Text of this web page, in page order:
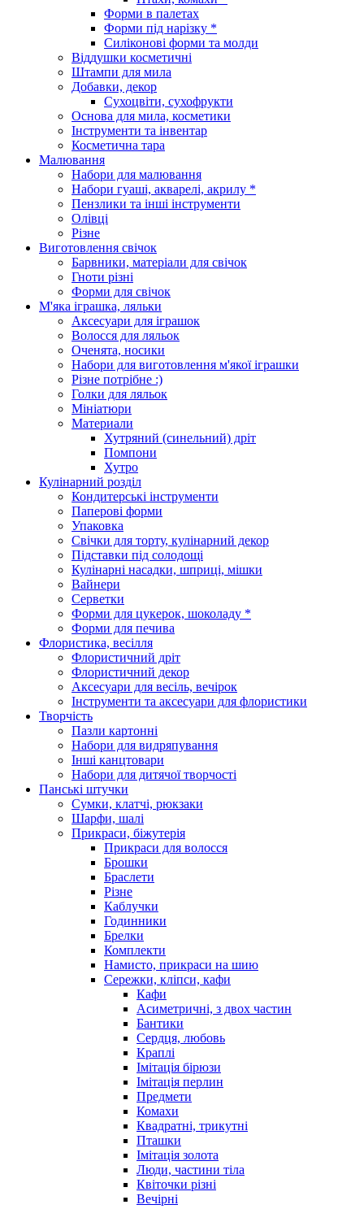
Форми в палетах
Форми під нарізку *
Силіконові форми та молди
Віддушки косметичні
Штампи для мила
Добавки, декор
Сухоцвіти, сухофрукти
Основа для мила, косметики
Інструменти та інвентар
Косметична тара
Малювання
Набори для малювання
Набори гуаші, акварелі, акрилу *
Пензлики та інші інструменти
Олівці
Різне
Виготовлення свічок
Барвники, матеріали для свічок
Гноти різні
Форми для свічок
М'яка іграшка, ляльки
Аксесуари для іграшок
Волосся для ляльок
Оченята, носики
Набори для виготовлення м'якої іграшки
Різне потрібне :)
Голки для ляльок
Мініатюри
Материали
Хутряний (синельний) дріт
Помпони
Хутро
Кулінарний розділ
Кондитерські інструменти
Паперові форми
Упаковка
Свічки для торту, кулінарний декор
Підставки під солодощі
Кулінарні насадки, шприці, мішки
Вайнери
Серветки
Форми для цукерок, шоколаду *
Форми для печива
Флористика, весілля
Флористичний дріт
Флористичний декор
Аксесуари для весіль, вечірок
Інструменти та аксесуари для флористики
Творчість
Пазли картонні
Набори для видряпування
Інші канцтовари
Набори для дитячої творчості
Панські штучки
Сумки, клатчі, рюкзаки
Шарфи, шалі
Прикраси, біжутерія
Прикраси для волосся
Брошки
Браслети
Різне
Каблучки
Годинники
Брелки
Комплекти
Намисто, прикраси на шию
Сережки, кліпси, кафи
Кафи
Асиметричні, з двох частин
Бантики
Сердця, любовь
Краплі
Імітація бірюзи
Імітація перлин
Предмети
Комахи
Квадратні, трикутні
Пташки
Імітація золота
Люди, частини тіла
Квіточки різні
Вечірні